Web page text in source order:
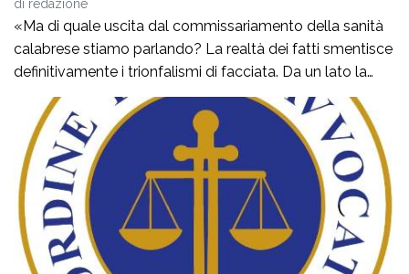
sanitario”
di redazione
«Ma di quale uscita dal commissariamento della sanità
calabrese stiamo parlando? La realtà dei fatti smentisce
definitivamente i trionfalismi di facciata. Da un lato la
Corte dei Conti esprime un parere di non luogo a
pronuncia, dichiarando di non avere la competenza per
esprimersi. Dall’altro lato, lo stesso ministro Schillaci,
interrogato sul tema, dichiara di […]